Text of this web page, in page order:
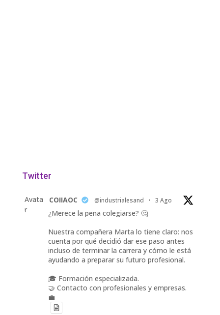
Twitter
Avata
r
COIIAOC @industrialesand · 3 Ago
¿Merece la pena colegiarse? 🤔
Nuestra compañera Marta lo tiene claro: nos
cuenta por qué decidió dar ese paso antes
incluso de terminar la carrera y cómo le está
ayudando a preparar su futuro profesional.
🎓 Formación especializada.
🤝 Contacto con profesionales y empresas.
💼